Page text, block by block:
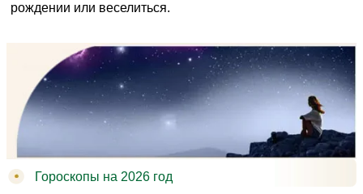
рождении или веселиться.
Гороскопы на 2026 год